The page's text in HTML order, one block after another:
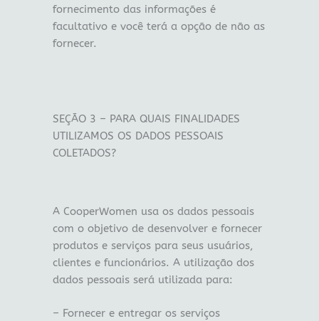
fornecimento das informações é
facultativo e você terá a opção de não as
fornecer.
SEÇÃO 3 – PARA QUAIS FINALIDADES
UTILIZAMOS OS DADOS PESSOAIS
COLETADOS?
A CooperWomen usa os dados pessoais
com o objetivo de desenvolver e fornecer
produtos e serviços para seus usuários,
clientes e funcionários. A utilização dos
dados pessoais será utilizada para:
– Fornecer e entregar os serviços